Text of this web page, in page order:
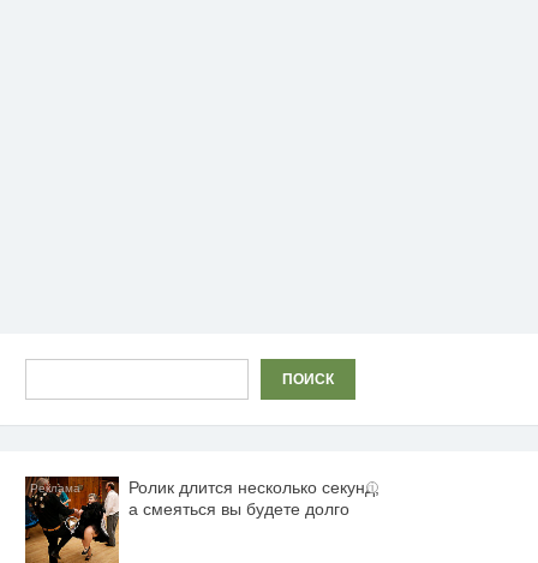
ПОИСК
i
Ролик длится несколько секунд,
а смеяться вы будете долго